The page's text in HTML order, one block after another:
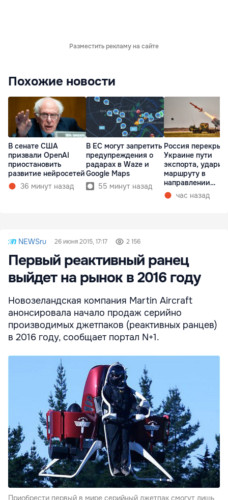
Разместить рекламу на сайте
Похожие новости
В сенате США
призвали OpenAI
приостановить
развитие нейросетей
36 минут назад
В ЕС могут запретить
предупреждения о
радарах в Waze и
Google Maps
55 минут назад
Россия
Украине пути
экспорта, ударив
маршруту в
направлении
Молдовы
час назад
NEWSru 26 июня 2015, 17:17 2 156
Первый реактивный ранец
выйдет на рынок в 2016 году
Новозеландская компания Martin Aircraft
анонсировала начало продаж серийно
производимых джетпаков (реактивных ранцев)
в 2016 году, сообщает портал N+1.
Приобрести первый в мире серийный джетпак смогут лишь